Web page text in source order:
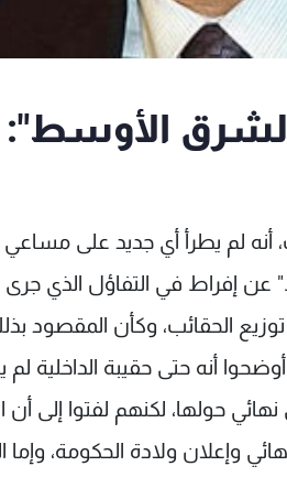
الشرق الأوسط":
أنه لم يطرأ أي جديد على مساعي
عن إفراط في التفاؤل الذي
الحقائب، وكأن المقصود
أنه حتى حقيبة الداخلية
نهائي حولها، لكنهم لفتوا إلى أن
وإعلان ولادة الحكومة،